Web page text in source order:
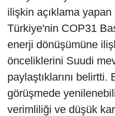
ilişkin açıklama yapan
Türkiye'nin COP31
enerji dönüşümüne
önceliklerini Suudi
paylaştıklarını belirtti.
görüşmede
verimliliği ve düşük